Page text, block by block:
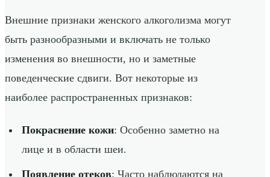
Внешние признаки женского алкоголизма могут
быть разнообразными и включать не только
изменения во внешности, но и заметные
поведенческие сдвиги. Вот некоторые из
наиболее распространенных признаков:
Покраснение кожи: Особенно заметно на
лице и в области шеи.
Появление отеков: Часто наблюдаются на